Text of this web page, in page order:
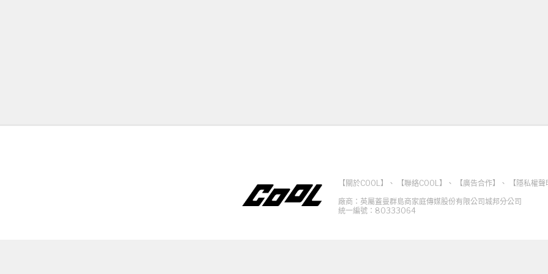
【關於COOL】 、 【聯絡COOL】 、 【廣告合作】 、
【隱私權
廠商：英屬蓋曼群島商家庭傳媒股份有限公司城邦分公司
統一編號：80333064